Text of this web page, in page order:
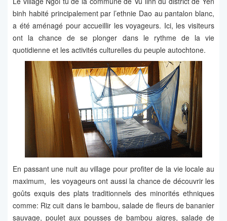
binh habité principalement par l’ethnie Dao au pantalon blanc,
a été aménagé pour accueillir les voyageurs. Ici, les visiteurs
ont la chance de se plonger dans le rythme de la vie
quotidienne et les activités culturelles du peuple autochtone.
En passant une nuit au village pour profiter de la vie locale au
maximum, les voyageurs ont aussi la chance de découvrir les
goûts exquis des plats traditionnels des minorités ethniques
comme: Riz cuit dans le bambou, salade de fleurs de bananier
sauvage, poulet aux pousses de bambou aigres, salade de